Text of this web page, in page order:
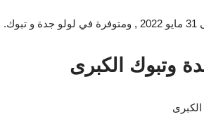
وتبوك الكبرى